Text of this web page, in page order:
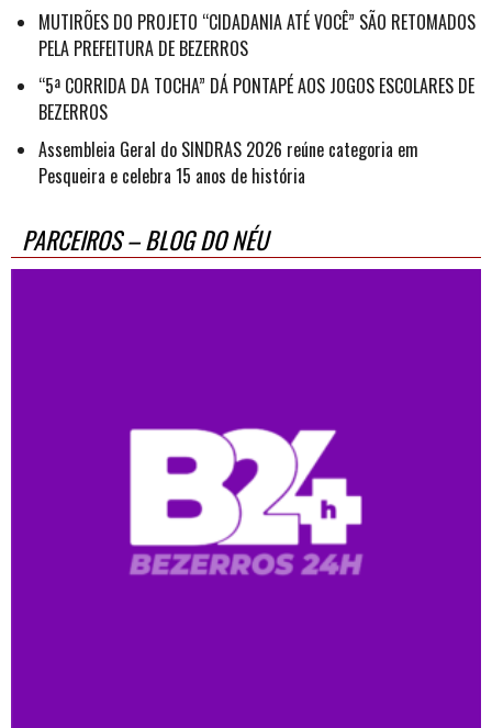
MUTIRÕES DO PROJETO “CIDADANIA ATÉ VOCÊ” SÃO RETOMADOS
PELA PREFEITURA DE BEZERROS
“5ª CORRIDA DA TOCHA” DÁ PONTAPÉ AOS JOGOS ESCOLARES DE
BEZERROS
Assembleia Geral do SINDRAS 2026 reúne categoria em
Pesqueira e celebra 15 anos de história
PARCEIROS – BLOG DO NÉU